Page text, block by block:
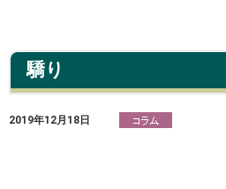
驕り
2019年12月18日